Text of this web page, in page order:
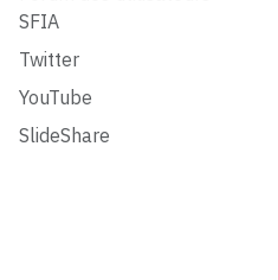
SFIA
Twitter
YouTube
SlideShare